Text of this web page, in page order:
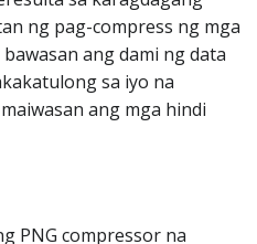
ng pag-compress ng mga
ang dami ng data
sa iyo na
ang mga hindi
PNG compressor na